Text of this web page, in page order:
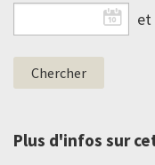
et
Plus d'infos sur